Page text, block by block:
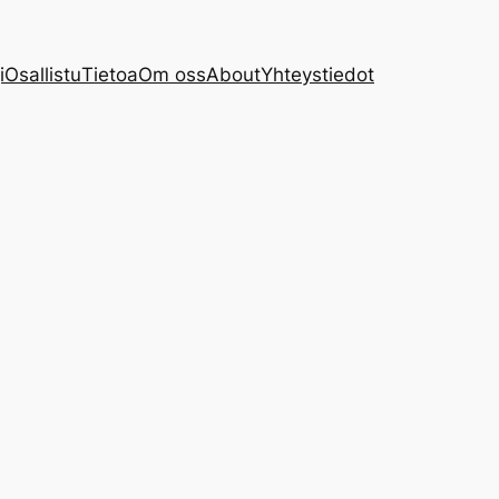
OsallistuTietoaOm ossAboutYhteystiedot